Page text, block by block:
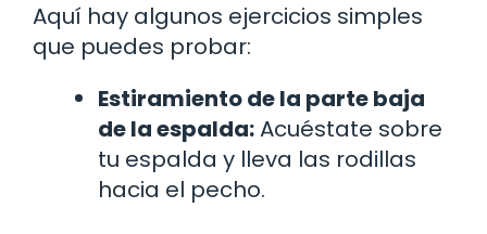
Aquí hay algunos ejercicios simples
que puedes probar:
Estiramiento de la parte baja
de la espalda:Acuéstate sobre
tu espalda y lleva las rodillas
hacia el pecho.